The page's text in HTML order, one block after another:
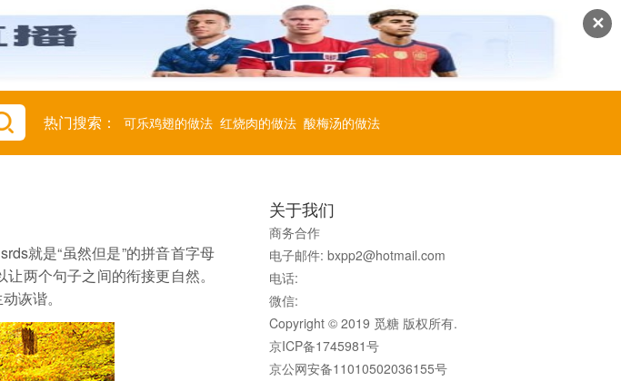
✕
热门搜索： 可乐鸡翅的做法 红烧肉的做法 酸梅汤的做法
就是“虽然但是”的拼音首字母
两个句子之间的衔接更自然。
诙谐。
关于我们
商务合作
电子邮件: bxpp2@hotmail.com
电话:
微信:
Copyright © 2019 觅糖 版权所有.
京ICP备1745981号
京公网安备11010502036155号